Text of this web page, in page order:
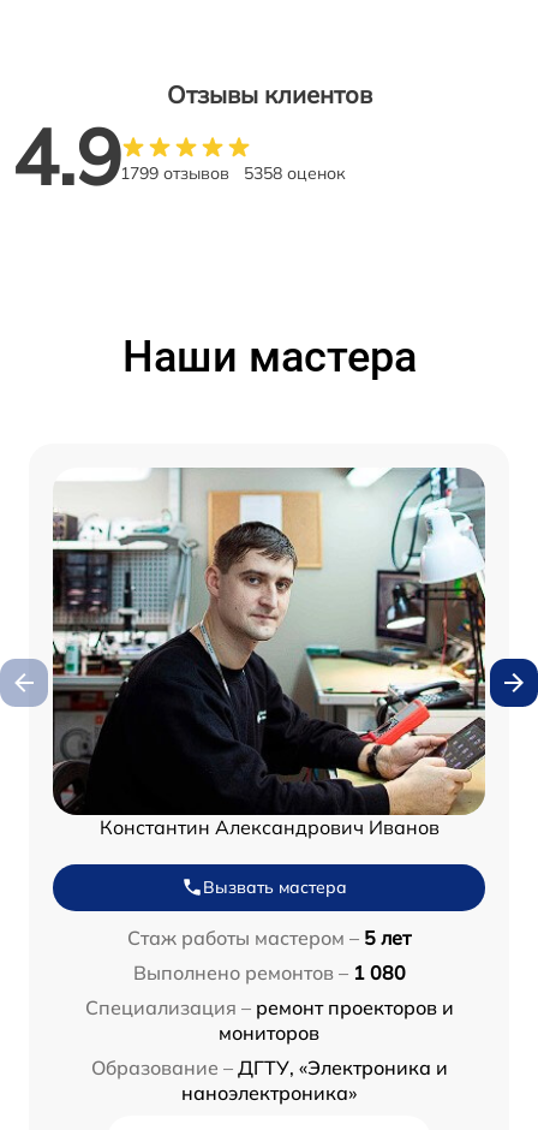
Отзывы клиентов
4.91799 отзывов 5358 оценок
Наши мастера
Константин Александрович Иванов
Вызвать мастера
Стаж работы мастером – 5 лет
Выполнено ремонтов – 1 080
Специализация – ремонт проекторов и
мониторов
Образование – ДГТУ, «Электроника и
наноэлектроника»